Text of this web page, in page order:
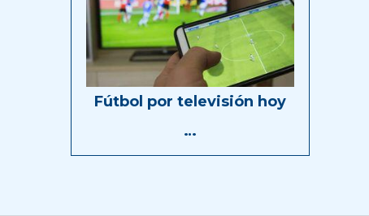
Fútbol por televisión hoy
…